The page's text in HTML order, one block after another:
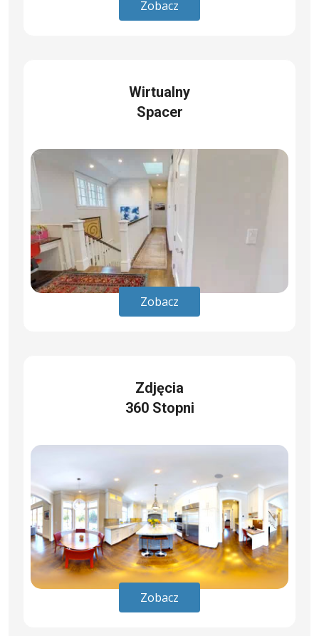
Zobacz
Wirtualny
Spacer
Zobacz
Zdjęcia
360 Stopni
Zobacz